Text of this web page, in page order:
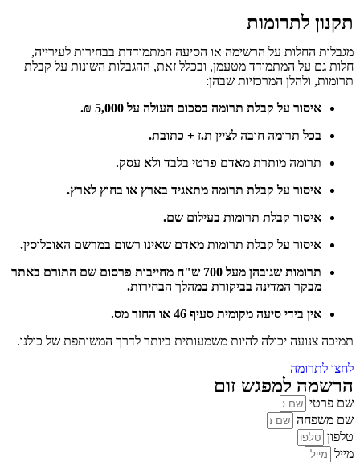
תקנון לתרומות
מגבלות החלות על הרשימה או הסיעה המתמודדת בבחירות לעירייה,
חלות גם על המתמודד מטעמן, ובכלל זאת, ההגבלות השונות על קבלת
תרומות, ולהלן המרכזיות שבהן:
איסור על קבלת תרומה בסכום העולה על 5,000 ₪.
בכל תרומה חובה לציין ת.ז + כתובת.
תרומה מותרת מאדם פרטי בלבד ולא עסק.
איסור על קבלת תרומה מתאגיד בארץ או בחוץ לארץ.
איסור קבלת תרומות בעילום שם.
איסור על קבלת תרומות מאדם שאינו רשום במרשם האוכלוסין.
תרומות שגובהן מעל 700 ש"ח מחייבות פרסום שם התורם באתר
מבקר המדינה בביקורת במהלך הבחירות.
אין בידי סיעה מקומית סעיף 46 או החזר מס.
תמיכה צנועה יכולה להיות משמעותית ביותר לדרך המשותפת של כולנו.
לחצו לתרומה
הרשמה למפגש זום
שם פרטי
שם משפחה
טלפון
מייל